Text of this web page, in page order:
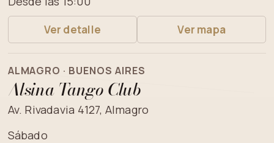
Ver detalle Ver mapa
ALMAGRO · BUENOS AIRES
Alsina Tango Club
Av. Rivadavia 4127, Almagro
Sábado